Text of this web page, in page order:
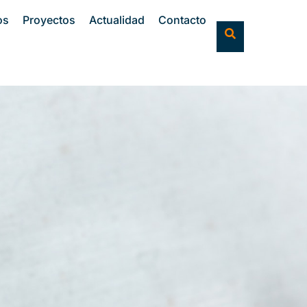
Proyectos Actualidad Contacto